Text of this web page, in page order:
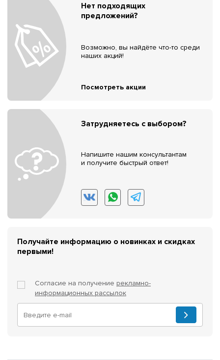
Нет подходящих
предложений?
Возможно, вы найдёте что-то среди
наших акций!
Посмотреть акции
Затрудняетесь с выбором?
Напишите нашим консультантам
и получите быстрый ответ!
Получайте информацию о новинках и скидках
первыми!
Согласие на получение рекламно-
информационных рассылок